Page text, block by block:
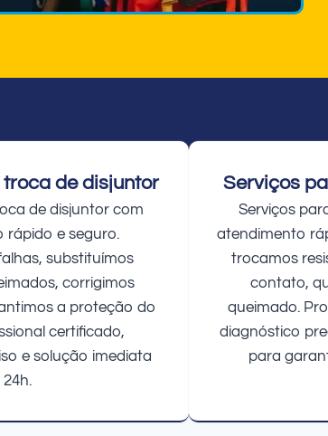
de disjuntor
de disjuntor com
rápido e seguro.
substituímos
corrigimos
a proteção do
certificado,
e solução imediata
24h.
Serviços
Serviços
atendimento
trocamos
contato,
queimado.
diagnóstico
para